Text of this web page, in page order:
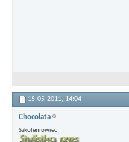
15-05-2011, 14:04
Chocolata
Szkoleniowiec